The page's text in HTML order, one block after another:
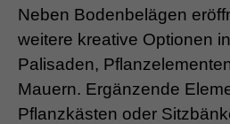
Neben Bodenbelägen
weitere kreative Optionen
Palisaden,
Mauern. Ergänzende
Pflanzkästen oder